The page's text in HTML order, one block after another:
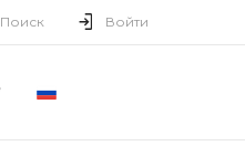
Поиск Войти